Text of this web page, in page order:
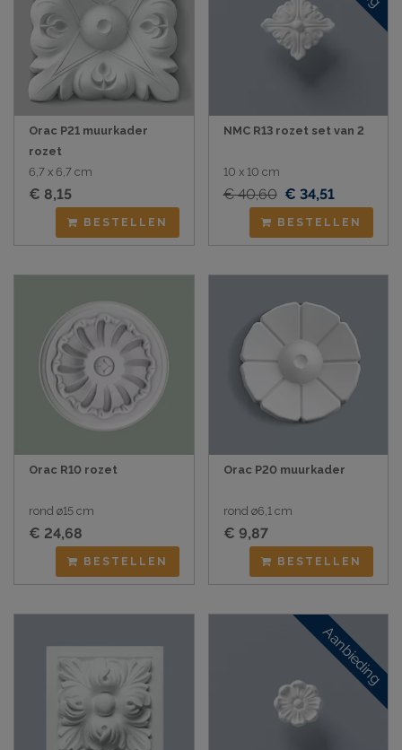
Orac P21 muurkader
rozet
6,7 x 6,7 cm
€ 8,15
BESTELLEN
NMC R13 rozet set van 2
10 x 10 cm
€ 40,60 € 34,51
BESTELLEN
Orac R10 rozet
rond ø15 cm
€ 24,68
BESTELLEN
Orac P20 muurkader
rond ø6,1 cm
€ 9,87
BESTELLEN
Aanbieding